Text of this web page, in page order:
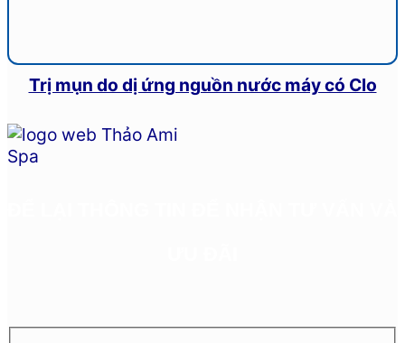
Trị mụn do dị ứng nguồn nước máy có Clo